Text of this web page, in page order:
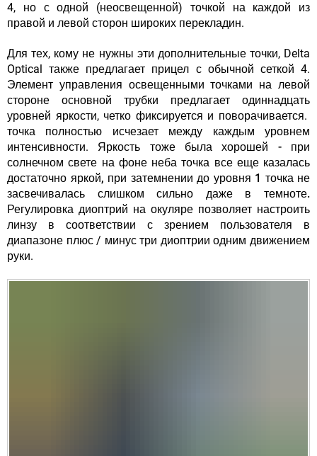
4, но с одной (неосвещенной) точкой на каждой из
правой и левой сторон широких перекладин.
Для тех, кому не нужны эти дополнительные точки, Delta
Optical также предлагает прицел с обычной сеткой 4.
Элемент управления освещенными точками на левой
стороне основной трубки предлагает одиннадцать
уровней яркости, четко фиксируется и поворачивается.
точка полностью исчезает между каждым уровнем
интенсивности. Яркость тоже была хорошей - при
солнечном свете на фоне неба точка все еще казалась
достаточно яркой, при затемнении до уровня 1 точка не
засвечивалась слишком сильно даже в темноте.
Регулировка диоптрий на окуляре позволяет настроить
линзу в соответствии с зрением пользователя в
диапазоне плюс / минус три диоптрии одним движением
руки.